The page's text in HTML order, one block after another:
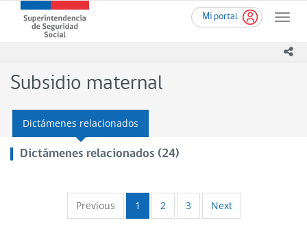
contenido
Mi portal
Toggle
Superintendencia
de
(SUSESO)
-
de
Chile
Subsidio maternal
Dictámenes relacionados
Dictámenes relacionados (24)
Previous 1 2 3 Next